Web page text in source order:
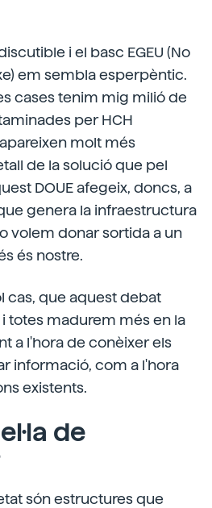
i el basc EGEU (No
em sembla esperpèntic.
cases tenim mig milió de
per HCH
molt més
de la solució que pel
DOUE afegeix, doncs, a
genera la infraestructura
volem donar sortida a un
és nostre.
cas, que aquest debat
totes madurem més en la
a l'hora de conèixer els
informació, com a l'hora
existents.
de
són estructures que